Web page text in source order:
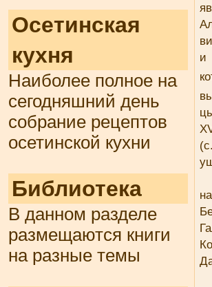
Осетинская
кухня
Наиболее полное на
сегодняшний день
собрание рецептов
осетинской кухни
Библиотека
В данном разделе
размещаются книги
на разные темы
и